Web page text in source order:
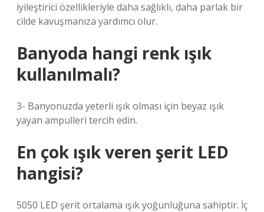
iyileştirici özellikleriyle daha sağlıklı, daha parlak bir
cilde kavuşmanıza yardımcı olur.
Banyoda hangi renk ışık
kullanılmalı?
3- Banyonuzda yeterli ışık olması için beyaz ışık
yayan ampulleri tercih edin.
En çok ışık veren şerit LED
hangisi?
5050 LED şerit ortalama ışık yoğunluğuna sahiptir. İç